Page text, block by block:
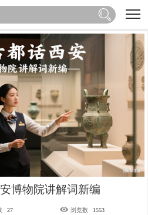
加载中...
博物院讲解词新编
27 浏览数 1553